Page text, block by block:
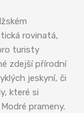
rovinatá,
turisty
zdejší přírodní
jeskyní, či
které si
prameny.